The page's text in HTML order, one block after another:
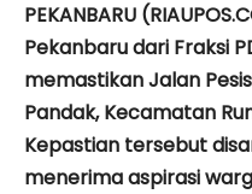
PEKANBARU
Pekanbaru dari Fraksi
memastikan Jalan
Pandak, Kecamatan
Kepastian tersebut
menerima aspirasi